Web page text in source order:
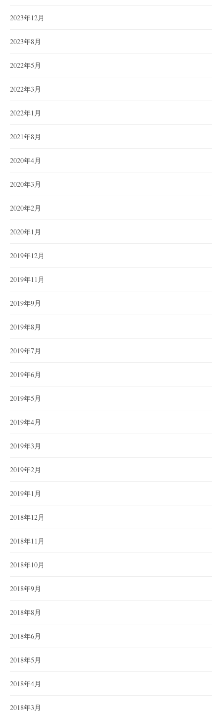
2023年12月
2023年8月
2022年5月
2022年3月
2022年1月
2021年8月
2020年4月
2020年3月
2020年2月
2020年1月
2019年12月
2019年11月
2019年9月
2019年8月
2019年7月
2019年6月
2019年5月
2019年4月
2019年3月
2019年2月
2019年1月
2018年12月
2018年11月
2018年10月
2018年9月
2018年8月
2018年6月
2018年5月
2018年4月
2018年3月